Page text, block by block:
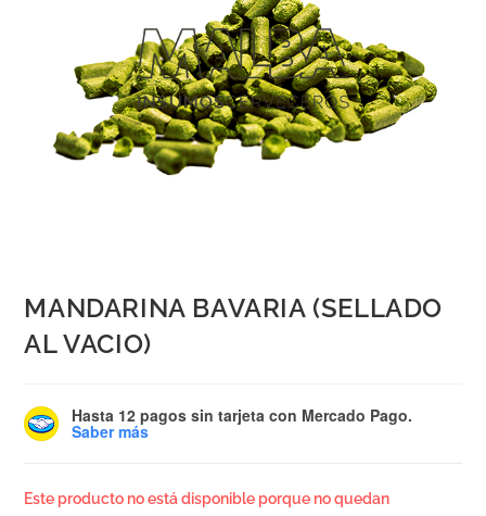
MANDARINA BAVARIA (SELLADO
AL VACIO)
Hasta 12 pagos sin tarjeta con Mercado Pago.
Saber más
Este producto no está disponible porque no quedan